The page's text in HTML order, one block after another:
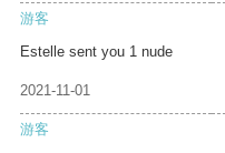
游客
Estelle sent you 1 nude
2021-11-01
游客